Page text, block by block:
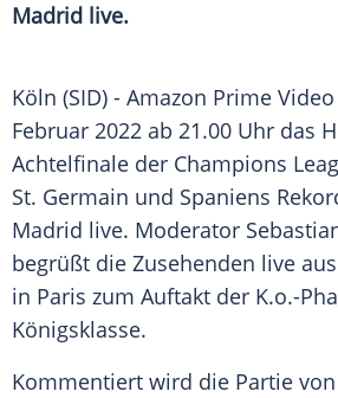
Madrid live.
Köln (SID) - Amazon Prime
Februar 2022 ab 21.00 Uhr das
Achtelfinale der Champions
St. Germain und Spaniens
Madrid live. Moderator
begrüßt die Zusehenden live
in Paris zum Auftakt der K.o.-
Königsklasse.
Kommentiert wird die Partie von